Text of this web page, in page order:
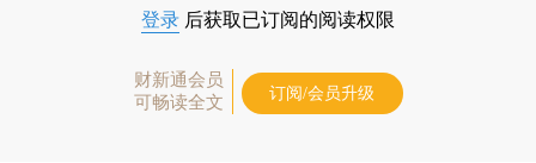
登录 后获取已订阅的阅读权限
财新通会员
可畅读全文
订阅/会员升级